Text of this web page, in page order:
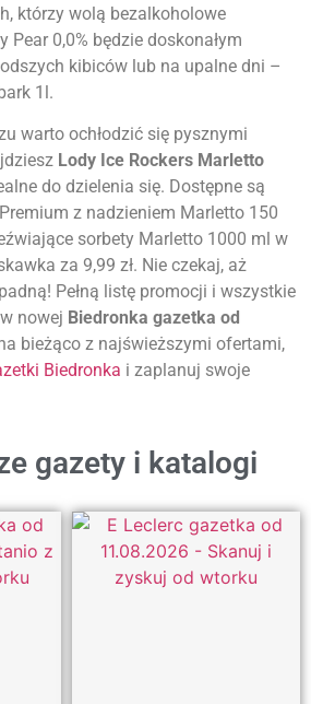
którzy wolą bezalkoholowe
Pear 0,0% będzie doskonałym
kibiców lub na upalne dni –
1l.
warto ochłodzić się pysznymi
Lody Ice Rockers Marletto
do dzielenia się. Dostępne są
z nadzieniem Marletto 150
sorbety Marletto 1000 ml w
za 9,99 zł. Nie czekaj, aż
Pełną listę promocji i wszystkie
nowej Biedronka gazetka od
bieżąco z najświeższymi ofertami,
Biedronka i zaplanuj swoje
gazety i katalogi